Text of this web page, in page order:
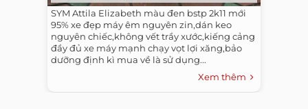
SYM Attila Elizabeth màu đen bstp 2k11 mới
95% xe đẹp máy êm nguyên zin,dán keo
nguyên chiếc,không vết trầy xước,kiếng cảng
đầy đủ xe máy mạnh chạy vọt lợi xăng,bảo
dưỡng định kì mua về là sử dụng...
Xem thêm